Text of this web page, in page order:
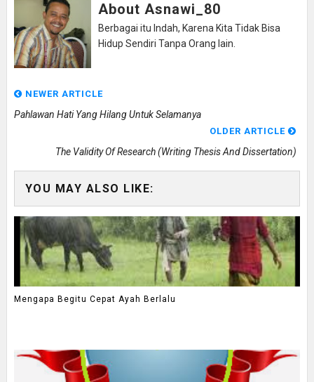
About Asnawi_80
Berbagai itu Indah, Karena Kita Tidak Bisa
Hidup Sendiri Tanpa Orang lain.
NEWER ARTICLE
Pahlawan Hati Yang Hilang Untuk Selamanya
OLDER ARTICLE
The Validity Of Research (Writing Thesis And Dissertation)
YOU MAY ALSO LIKE:
Mengapa Begitu Cepat Ayah Berlalu